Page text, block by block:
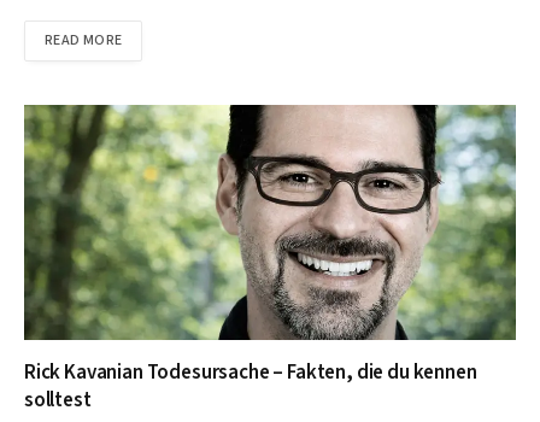
READ MORE
Rick Kavanian Todesursache – Fakten, die du kennen
solltest